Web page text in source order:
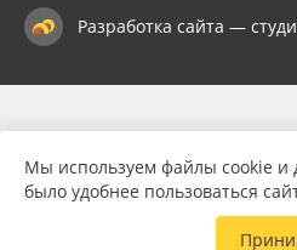
Разработка сайта —
Мы используем файлы cookie и
было удобнее пользоваться